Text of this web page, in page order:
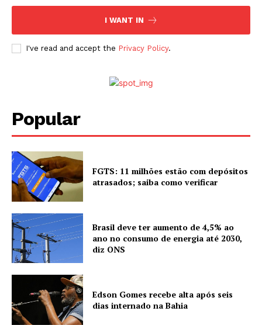
I WANT IN
I've read and accept the Privacy Policy.
Popular
FGTS: 11 milhões estão com depósitos
atrasados; saiba como verificar
Brasil deve ter aumento de 4,5% ao
ano no consumo de energia até 2030,
diz ONS
Edson Gomes recebe alta após seis
dias internado na Bahia